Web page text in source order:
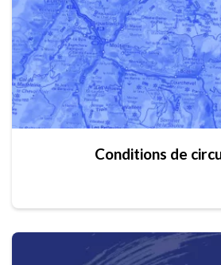
Conditions de